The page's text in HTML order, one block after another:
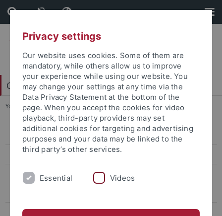
Skip
to
content
Skip
to
footer
College of Fellows
You are here: Startseite ... Plattform Global Encounters
Brasilienzentrum
CIVIS
Privacy settings
Our website uses cookies. Some of them are
mandatory, while others allow us to improve
your experience while using our website. You
may change your settings at any time via the
Data Privacy Statement at the bottom of the
page. When you accept the cookies for video
playback, third-party providers may set
additional cookies for targeting and advertising
purposes and your data may be linked to the
third party’s other services.
Essential Videos